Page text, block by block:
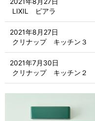
LIXIL ピアラ
クリナップ キッチン３
2021年8月27日
クリナップ キッチン２
2021年7月30日